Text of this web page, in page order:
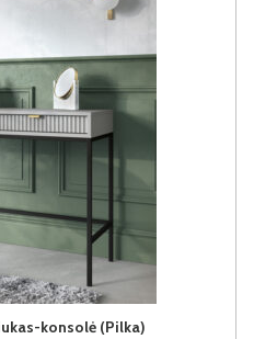
konsolė (Pilka)